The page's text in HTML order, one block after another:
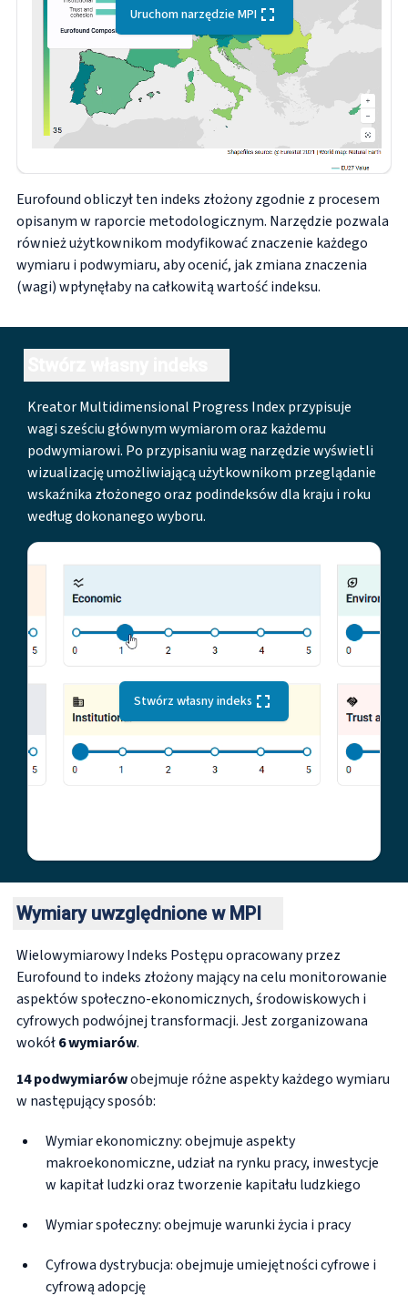
Uruchom narzędzie MPI
Eurofound obliczył ten indeks złożony zgodnie z procesem
opisanym w raporcie metodologicznym. Narzędzie pozwala
również użytkownikom modyfikować znaczenie każdego
wymiaru i podwymiaru, aby ocenić, jak zmiana znaczenia
(wagi) wpłynęłaby na całkowitą wartość indeksu.
Kreator Multidimensional Progress Index przypisuje
wagi sześciu głównym wymiarom oraz każdemu
podwymiarowi. Po przypisaniu wag narzędzie wyświetli
wizualizację umożliwiającą użytkownikom przeglądanie
wskaźnika złożonego oraz podindeksów dla kraju i roku
według dokonanego wyboru.
Stwórz własny indeks
Wymiary uwzględnione w MPI
Wielowymiarowy Indeks Postępu opracowany przez
Eurofound to indeks złożony mający na celu monitorowanie
aspektów społeczno-ekonomicznych, środowiskowych i
cyfrowych podwójnej transformacji. Jest zorganizowana
wokół6 wymiarów.
14 podwymiarówobejmuje różne aspekty każdego wymiaru
w następujący sposób:
Wymiar ekonomiczny: obejmuje aspekty
makroekonomiczne, udział na rynku pracy, inwestycje
w kapitał ludzki oraz tworzenie kapitału ludzkiego
Wymiar społeczny: obejmuje warunki życia i pracy
Cyfrowa dystrybucja: obejmuje umiejętności cyfrowe i
cyfrową adopcję